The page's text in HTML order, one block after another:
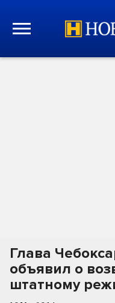
Глава
объявил о
штатному